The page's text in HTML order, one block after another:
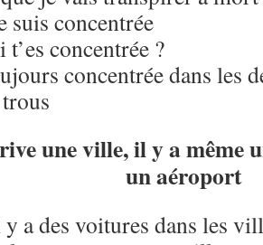
suis concentrée
concentrée ?
concentrée dans les
une ville, il y a même
un aéroport
a des voitures dans les